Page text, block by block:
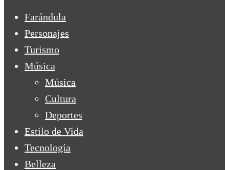
Farándula
Personajes
Turismo
Música
Música
Cultura
Deportes
Estilo de Vida
Tecnología
Belleza